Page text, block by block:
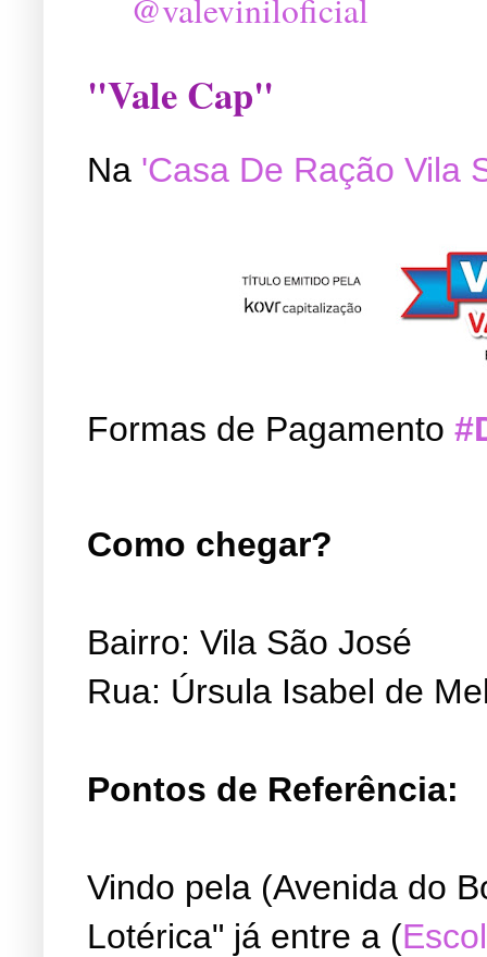
@valeviniloficial
"Vale Cap"
Na 'Casa De Ração Vila
Formas de Pagamento
Como chegar?
Bairro: Vila São José
Rua: Úrsula Isabel de
Pontos de Referência:
Vindo pela (Avenida do
Lotérica" já entre a (